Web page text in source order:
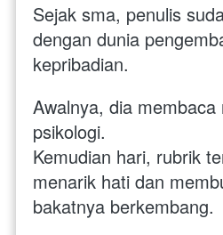
Sejak sma, penulis
dengan dunia
kepribadian.
Awalnya, dia
psikologi.
Kemudian hari, rubrik
menarik hati dan
bakatnya berkembang.